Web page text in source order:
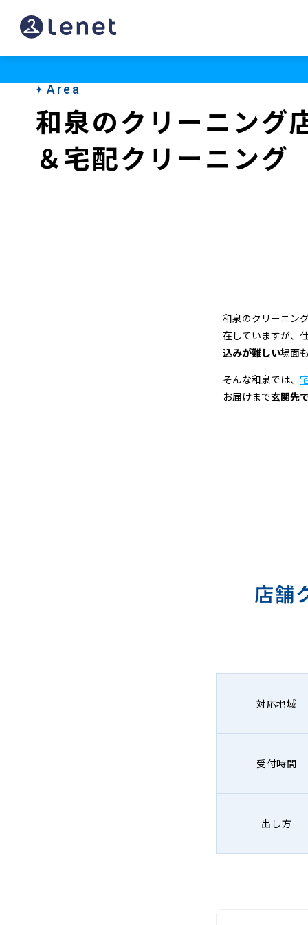
和
泉
Area
和泉のクリーニング
＆宅配クリーニング
和泉のクリーニング
在していますが、
込みが難しい場面
そんな和泉では、
お届けまで玄関先
店舗
対応地域
受付時間
出し方